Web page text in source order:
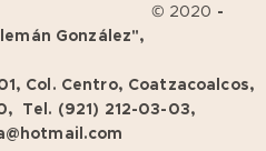
-
Alemán González",
Col. Centro, Coatzacoalcos,
Tel. (921) 212-03-03,